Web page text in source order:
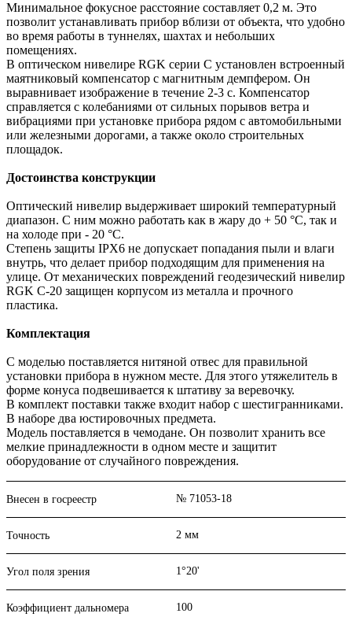
Минимальное фокусное расстояние составляет 0,2 м. Это
позволит устанавливать прибор вблизи от объекта, что удобно
во время работы в туннелях, шахтах и небольших
помещениях.
В оптическом нивелире RGK серии С установлен встроенный
маятниковый компенсатор с магнитным демпфером. Он
выравнивает изображение в течение 2-3 с. Компенсатор
справляется с колебаниями от сильных порывов ветра и
вибрациями при установке прибора рядом с автомобильными
или железными дорогами, а также около строительных
площадок.
Достоинства конструкции
Оптический нивелир выдерживает широкий температурный
диапазон. С ним можно работать как в жару до + 50 °C, так и
на холоде при - 20 °C.
Степень защиты IPХ6 не допускает попадания пыли и влаги
внутрь, что делает прибор подходящим для применения на
улице. От механических повреждений геодезический нивелир
RGK C-20 защищен корпусом из металла и прочного
пластика.
Комплектация
С моделью поставляется нитяной отвес для правильной
установки прибора в нужном месте. Для этого утяжелитель в
форме конуса подвешивается к штативу за веревочку.
В комплект поставки также входит набор с шестигранниками.
В наборе два юстировочных предмета.
Модель поставляется в чемодане. Он позволит хранить все
мелкие принадлежности в одном месте и защитит
оборудование от случайного повреждения.
Внесен в госреестр № 71053-18
Точность 2 мм
Угол поля зрения 1°20'
Коэффициент дальномера 100